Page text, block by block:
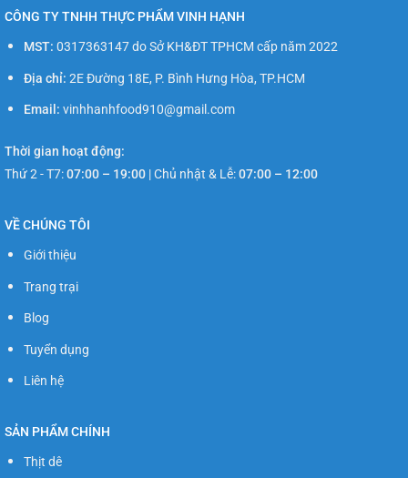
thể.
Các
chọn
thể
chọn
trên
Các
chọn
trên
CÔNG TY TNHH THỰC PHẨM VINH HẠNH
MST: 0317363147 do Sở KH&ĐT TPHCM cấp năm 2022
Địa chỉ: 2E Đường 18E, P. Bình Hưng Hòa, TP.HCM
Email: vinhhanhfood910@gmail.com
Thời gian hoạt động:
Thứ 2 - T7:07:00 – 19:00 |Chủ nhật & Lễ:07:00 – 12:00
VỀ CHÚNG TÔI
Giới thiệu
Trang trại
Blog
Tuyển dụng
Liên hệ
SẢN PHẨM CHÍNH
Thịt dê